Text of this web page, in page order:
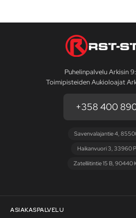
Puhelinpalvelu Arkisin
Toimipisteiden Aukioloajat
+358 400
Savenvalajantie 4,
Haikanvuori 3, 33960
Zatelliitintie 15 B, 90440
ASIAKASPALVELU